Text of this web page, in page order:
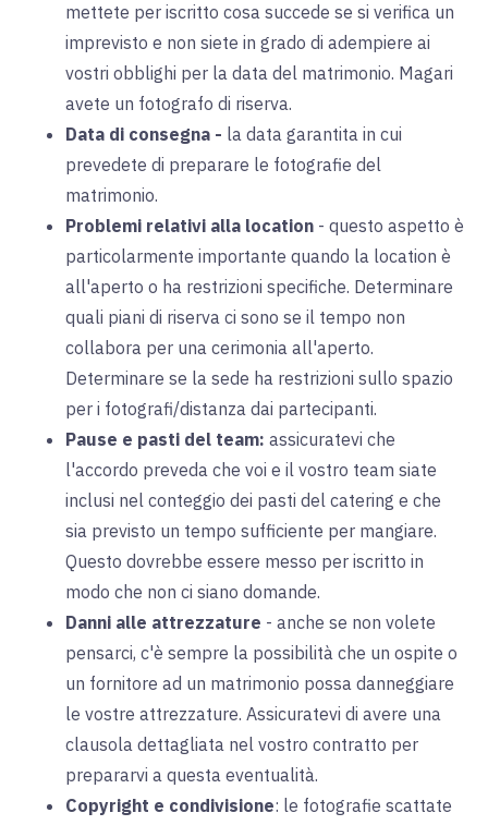
mettete per iscritto cosa succede se si verifica un
imprevisto e non siete in grado di adempiere ai
vostri obblighi per la data del matrimonio. Magari
avete un fotografo di riserva.
Data di consegna - la data garantita in cui
prevedete di preparare le fotografie del
matrimonio.
Problemi relativi alla location - questo aspetto è
particolarmente importante quando la location è
all'aperto o ha restrizioni specifiche. Determinare
quali piani di riserva ci sono se il tempo non
collabora per una cerimonia all'aperto.
Determinare se la sede ha restrizioni sullo spazio
per i fotografi/distanza dai partecipanti.
Pause e pasti del team: assicuratevi che
l'accordo preveda che voi e il vostro team siate
inclusi nel conteggio dei pasti del catering e che
sia previsto un tempo sufficiente per mangiare.
Questo dovrebbe essere messo per iscritto in
modo che non ci siano domande.
Danni alle attrezzature - anche se non volete
pensarci, c'è sempre la possibilità che un ospite o
un fornitore ad un matrimonio possa danneggiare
le vostre attrezzature. Assicuratevi di avere una
clausola dettagliata nel vostro contratto per
prepararvi a questa eventualità.
Copyright e condivisione: le fotografie scattate